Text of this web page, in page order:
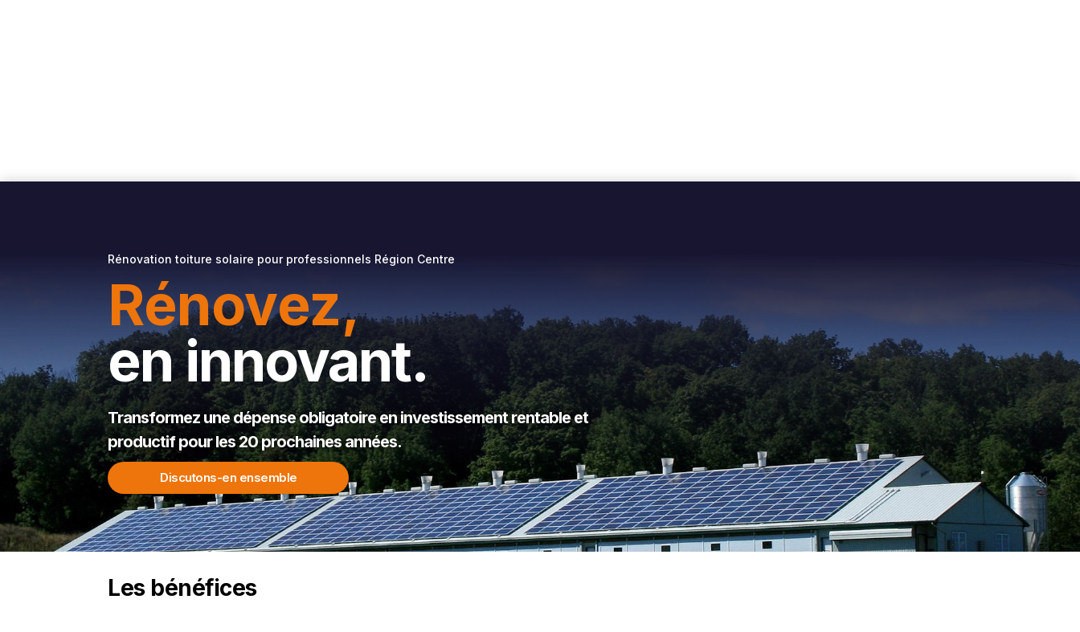
Rénovation toiture solaire pour professionnels Région Centre
Rénovez,
en innovant.
Transformez une dépense obligatoire en investissement rentable et
productif pour les 20 prochaines années.
Discutons-en ensemble
Les bénéfices